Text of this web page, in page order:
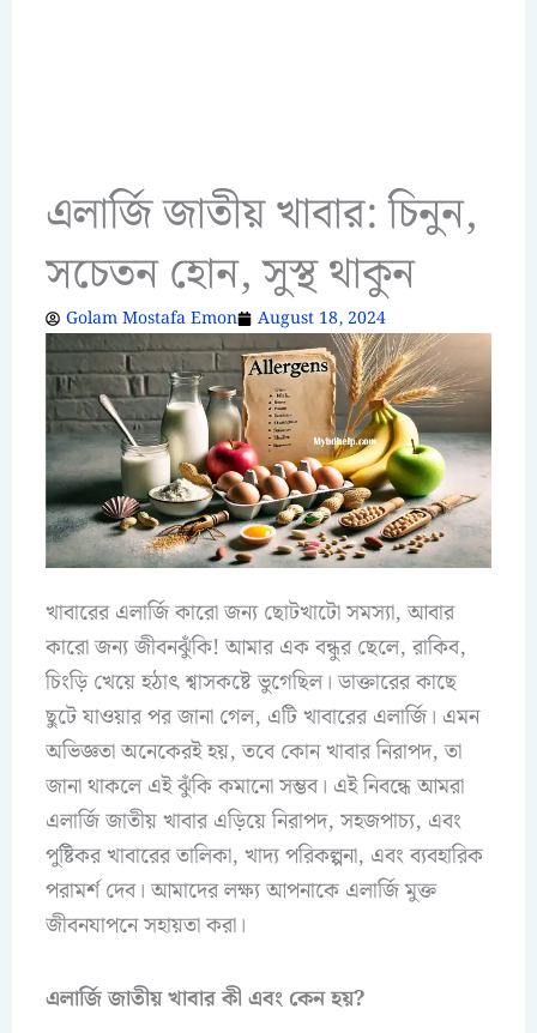
এলার্জি জাতীয় খাবার: চিনুন,
সচেতন হোন, সুস্থ থাকুন
Golam Mostafa Emon August 18, 2024
খাবারের এলার্জি কারো জন্য ছোটখাটো সমস্যা, আবার
কারো জন্য জীবনঝুঁকি! আমার এক বন্ধুর ছেলে, রাকিব,
চিংড়ি খেয়ে হঠাৎ শ্বাসকষ্টে ভুগেছিল। ডাক্তারের কাছে
ছুটে যাওয়ার পর জানা গেল, এটি খাবারের এলার্জি। এমন
অভিজ্ঞতা অনেকেরই হয়, তবে কোন খাবার নিরাপদ, তা
জানা থাকলে এই ঝুঁকি কমানো সম্ভব। এই নিবন্ধে আমরা
এলার্জি জাতীয় খাবার এড়িয়ে নিরাপদ, সহজপাচ্য, এবং
পুষ্টিকর খাবারের তালিকা, খাদ্য পরিকল্পনা, এবং ব্যবহারিক
পরামর্শ দেব। আমাদের লক্ষ্য আপনাকে এলার্জি মুক্ত
জীবনযাপনে সহায়তা করা।
এলার্জি জাতীয় খাবার কী এবং কেন হয়?